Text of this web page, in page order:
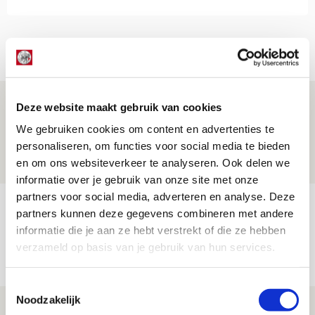
Deze website maakt gebruik van cookies
We gebruiken cookies om content en advertenties te
personaliseren, om functies voor social media te bieden
en om ons websiteverkeer te analyseren. Ook delen we
informatie over je gebruik van onze site met onze
partners voor social media, adverteren en analyse. Deze
partners kunnen deze gegevens combineren met andere
informatie die je aan ze hebt verstrekt of die ze hebben
verzameld op basis van je gebruik van hun services.
Noodzakelijk
NET BINNEN //
Is dit de laatste wallpaper van Godts in
de Johan Cruijff Arena?
07 AUGUSTUS 2026 - 00:36
NIEUWS
Trotse Klaassen: ‘Vierhonderd duels
voor mijn club is heel speciaal’
06 AUGUSTUS 2026 - 23:43
Ajax zet Shelbourne eenvoudig opzij en